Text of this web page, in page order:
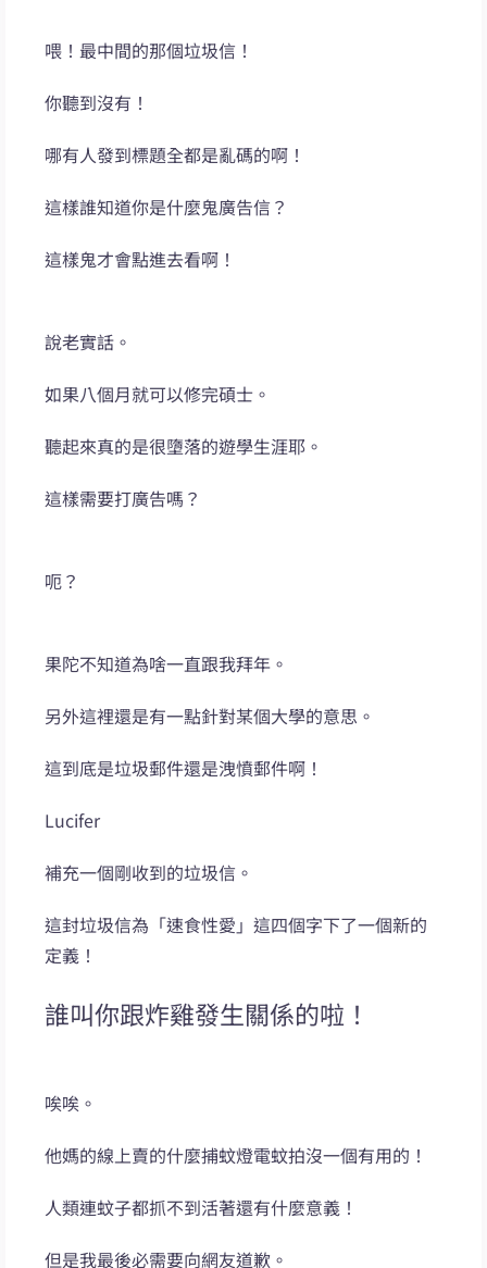
喂！最中間的那個垃圾信！
你聽到沒有！
哪有人發到標題全都是亂碼的啊！
這樣誰知道你是什麼鬼廣告信？
這樣鬼才會點進去看啊！
說老實話。
如果八個月就可以修完碩士。
聽起來真的是很墮落的遊學生涯耶。
這樣需要打廣告嗎？
呃？
果陀不知道為啥一直跟我拜年。
另外這裡還是有一點針對某個大學的意思。
這到底是垃圾郵件還是洩憤郵件啊！
Lucifer
補充一個剛收到的垃圾信。
這封垃圾信為「速食性愛」這四個字下了一個新的
定義！
誰叫你跟炸雞發生關係的啦！
唉唉。
他媽的線上賣的什麼捕蚊燈電蚊拍沒一個有用的！
人類連蚊子都抓不到活著還有什麼意義！
但是我最後必需要向網友道歉。